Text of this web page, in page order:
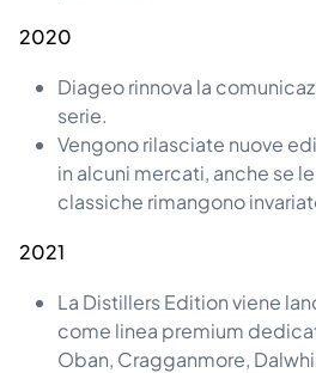
2020
Diageo rinnova la
serie.
Vengono rilasciate nuove
in alcuni mercati, anche se
classiche rimangono
2021
La Distillers Edition viene
come linea premium
Oban, Cragganmore,